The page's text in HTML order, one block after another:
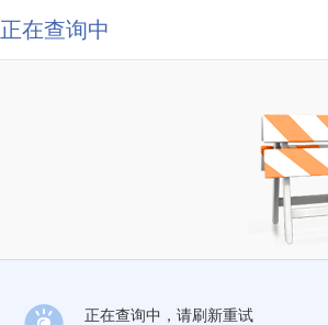
正在查询中
正在查询中，请刷新重试